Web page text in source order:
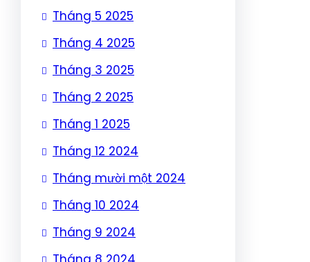
Tháng 5 2025
Tháng 4 2025
Tháng 3 2025
Tháng 2 2025
Tháng 1 2025
Tháng 12 2024
Tháng mười một 2024
Tháng 10 2024
Tháng 9 2024